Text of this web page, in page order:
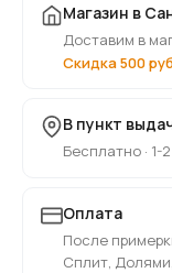
Магазин в
Доставим в
Скидка 500
В пункт
Бесплатно · 1-
Оплата
После
Сплит,